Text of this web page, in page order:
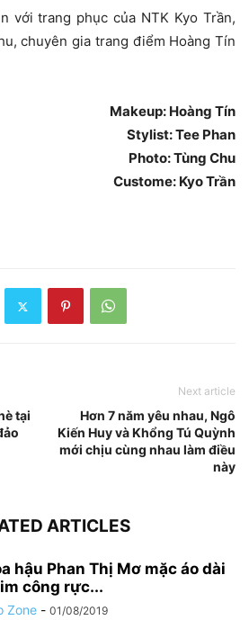
với trang phục của NTK Kyo Trần,
chuyên gia trang điểm Hoàng Tín
Makeup: Hoàng Tín
Stylist: Tee Phan
Photo: Tùng Chu
Custome: Kyo Trần
tại
Next article
Hơn 7 năm yêu nhau, Ngô
Kiến Huy và Khổng Tú Quỳnh
mới chịu cùng nhau làm điều
này
ARTICLES
hậu Phan Thị Mơ mặc áo dài
công rực...
Zone - 01/08/2019